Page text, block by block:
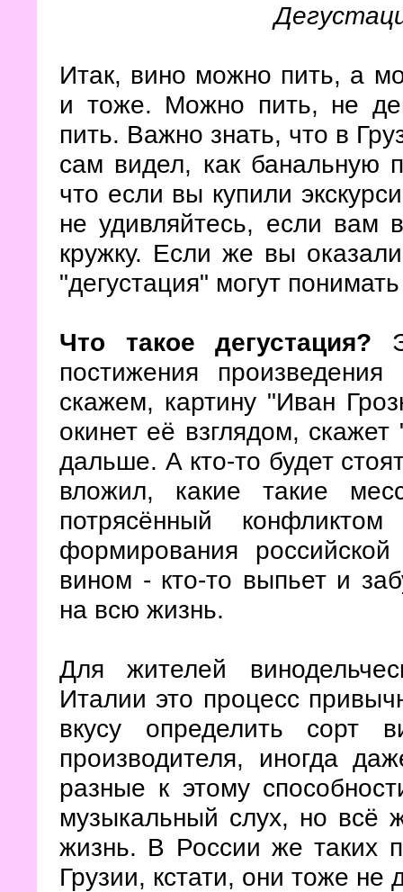
Итак, вино можно пить, а
и тоже. Можно пить, не
пить. Важно знать, что в
сам видел, как банальную
что если вы купили
не удивляйтесь, если вам
кружку. Если же вы
"дегустация" могут
Что такое дегустация?
постижения
скажем, картину "Иван
окинет её взглядом,
дальше. А кто-то будет
вложил, какие такие
потрясённый
формирования
вином - кто-то выпьет и
на всю жизнь.
Для жителей
Италии это процесс
вкусу определить сорт
производителя, иногда
разные к этому
музыкальный слух, но всё
жизнь. В России же таких
Грузии, кстати, они тоже не